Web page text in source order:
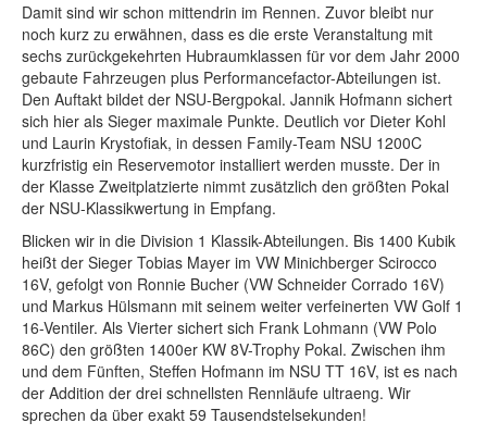
Damit sind wir schon mittendrin im Rennen. Zuvor bleibt nur
noch kurz zu erwähnen, dass es die erste Veranstaltung mit
sechs zurückgekehrten Hubraumklassen für vor dem Jahr 2000
gebaute Fahrzeugen plus Performancefactor-Abteilungen ist.
Den Auftakt bildet der NSU-Bergpokal. Jannik Hofmann sichert
sich hier als Sieger maximale Punkte. Deutlich vor Dieter Kohl
und Laurin Krystofiak, in dessen Family-Team NSU 1200C
kurzfristig ein Reservemotor installiert werden musste. Der in
der Klasse Zweitplatzierte nimmt zusätzlich den größten Pokal
der NSU-Klassikwertung in Empfang.
Blicken wir in die Division 1 Klassik-Abteilungen. Bis 1400 Kubik
heißt der Sieger Tobias Mayer im VW Minichberger Scirocco
16V, gefolgt von Ronnie Bucher (VW Schneider Corrado 16V)
und Markus Hülsmann mit seinem weiter verfeinerten VW Golf 1
16-Ventiler. Als Vierter sichert sich Frank Lohmann (VW Polo
86C) den größten 1400er KW 8V-Trophy Pokal. Zwischen ihm
und dem Fünften, Steffen Hofmann im NSU TT 16V, ist es nach
der Addition der drei schnellsten Rennläufe ultraeng. Wir
sprechen da über exakt 59 Tausendstelsekunden!